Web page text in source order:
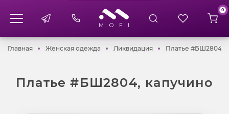
0
ГлавнаяГлавнаяЖенская одежда Женская одежда
ЛиквидацияЛиквидация
Платье #БШ2804,
Платье #БШ2804, капучино